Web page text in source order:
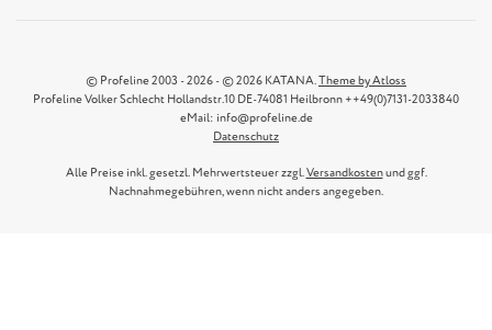
© Profeline 2003 - 2026 - © 2026 KATANA.Theme by Atloss
Profeline Volker Schlecht Hollandstr.10 DE-74081 Heilbronn ++49(0)7131-2033840
eMail: info@profeline.de
Datenschutz
Alle Preise inkl. gesetzl. Mehrwertsteuer zzgl.Versandkostenund ggf.
Nachnahmegebühren, wenn nicht anders angegeben.